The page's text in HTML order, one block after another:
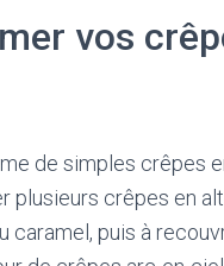
vos
de simples crêpes
plusieurs crêpes en
caramel, puis à